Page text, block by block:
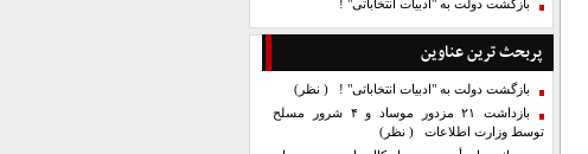
بازگشت دولت به "ادبیات انتخاباتی" !
پربحث ترین عناوین
بازگشت دولت به "ادبیات انتخاباتی" ! ( نظر)
بازداشت ۲۱ مزدور موساد و ۴ شرور مسلح
توسط وزارت اطلاعات ( نظر)